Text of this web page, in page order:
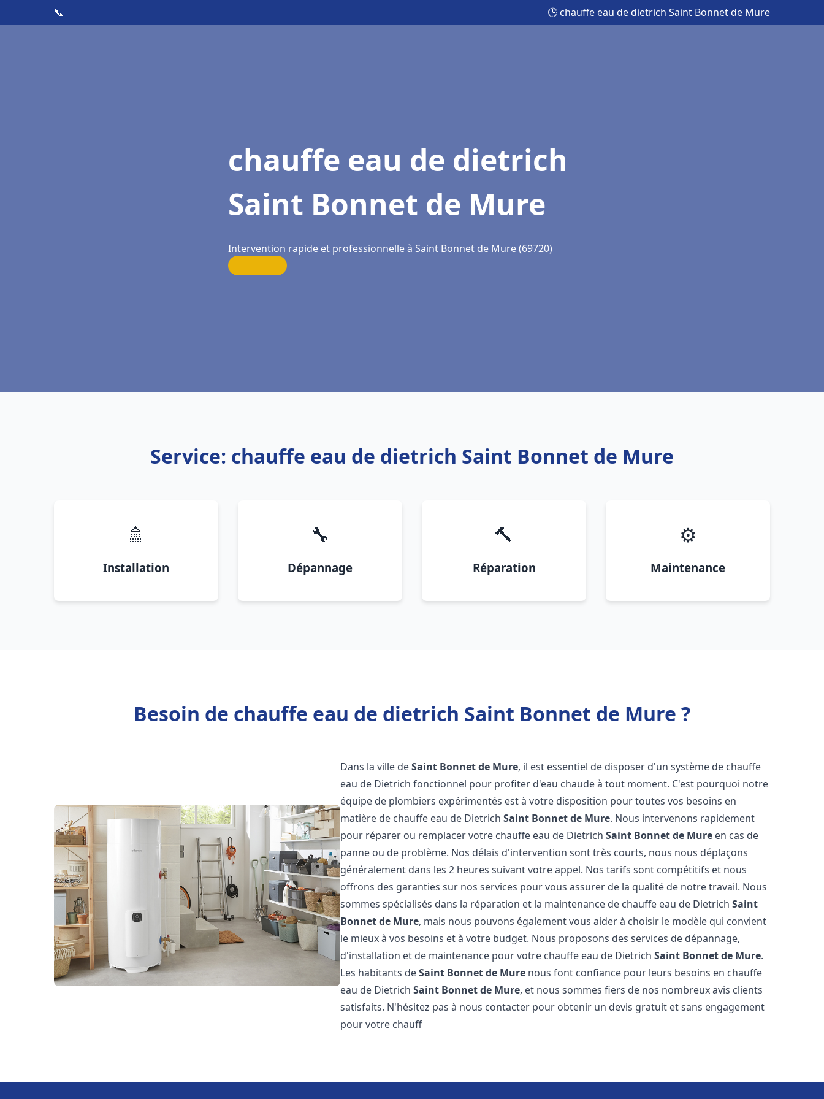
📞 🕒 chauffe eau de dietrich Saint Bonnet de Mure
chauffe eau de dietrich
Saint Bonnet de Mure
Intervention rapide et professionnelle à Saint Bonnet de Mure (69720)
Service: chauffe eau de dietrich Saint Bonnet de Mure
🚿
Installation
🔧
Dépannage
🔨
Réparation
⚙️
Maintenance
Besoin de chauffe eau de dietrich Saint Bonnet de Mure ?
Dans la ville deSaint Bonnet de Mure, il est essentiel de disposer d'un système de chauffe
eau de Dietrich fonctionnel pour profiter d'eau chaude à tout moment. C'est pourquoi notre
équipe de plombiers expérimentés est à votre disposition pour toutes vos besoins en
matière de chauffe eau de DietrichSaint Bonnet de Mure. Nous intervenons rapidement
pour réparer ou remplacer votre chauffe eau de DietrichSaint Bonnet de Mure en cas de
panne ou de problème. Nos délais d'intervention sont très courts, nous nous déplaçons
généralement dans les 2 heures suivant votre appel. Nos tarifs sont compétitifs et nous
offrons des garanties sur nos services pour vous assurer de la qualité de notre travail. Nous
sommes spécialisés dans la réparation et la maintenance de chauffe eau de DietrichSaint
Bonnet de Mure, mais nous pouvons également vous aider à choisir le modèle qui convient
le mieux à vos besoins et à votre budget. Nous proposons des services de dépannage,
d'installation et de maintenance pour votre chauffe eau de DietrichSaint Bonnet de Mure.
Les habitants deSaint Bonnet de Mure nous font confiance pour leurs besoins en chauffe
eau de DietrichSaint Bonnet de Mure, et nous sommes fiers de nos nombreux avis clients
satisfaits. N'hésitez pas à nous contacter pour obtenir un devis gratuit et sans engagement
pour votre chauff